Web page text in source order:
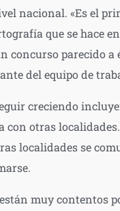
nacional. «Es el
que se hace
concurso parecido a
del equipo de
creciendo
con otras localidades.
localidades se
muy contentos